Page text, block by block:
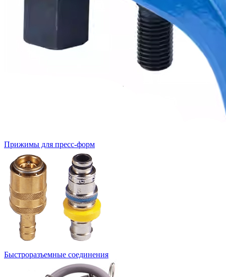
Прижимы для пресс-форм
Быстроразъемные соединения